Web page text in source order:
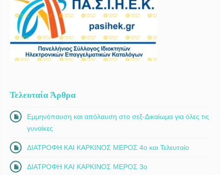
Τελευταία Άρθρα
Εμμηνόπαυση και απόλαυση στο σεξ-Δικαίωμα για όλες τις
γυναίκες
ΔΙΑΤΡΟΦΗ ΚΑΙ ΚΑΡΚΙΝΟΣ ΜΕΡΟΣ 4ο και Τελευταίο
ΔΙΑΤΡΟΦΗ ΚΑΙ ΚΑΡΚΙΝΟΣ ΜΕΡΟΣ 3ο